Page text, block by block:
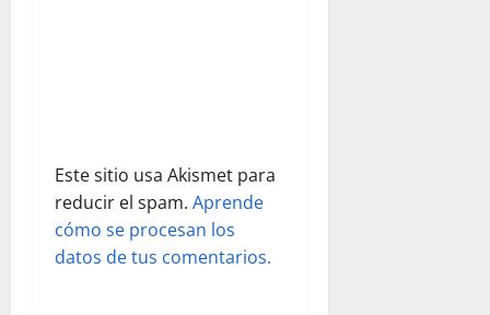
a
s
Este sitio usa Akismet para
reducir el spam. Aprende
cómo se procesan los
datos de tus comentarios.